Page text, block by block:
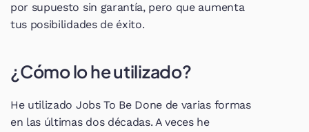
por supuesto sin garantía, pero que aumenta
tus posibilidades de éxito.
¿Cómo lo he utilizado?
He utilizado Jobs To Be Done de varias formas
en las últimas dos décadas. A veces he